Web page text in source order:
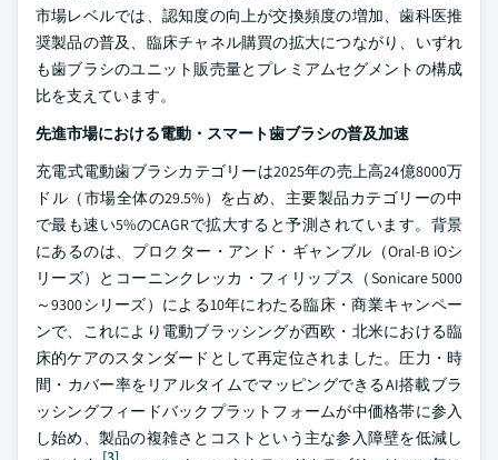
市場レベルでは、認知度の向上が交換頻度の増加、歯科医推
奨製品の普及、臨床チャネル購買の拡大につながり、いずれ
も歯ブラシのユニット販売量とプレミアムセグメントの構成
比を支えています。
先進市場における電動・スマート歯ブラシの普及加速
充電式電動歯ブラシカテゴリーは2025年の売上高24億8000万
ドル（市場全体の29.5%）を占め、主要製品カテゴリーの中
で最も速い5%のCAGRで拡大すると予測されています。背景
にあるのは、プロクター・アンド・ギャンブル（Oral-B iOシ
リーズ）とコーニンクレッカ・フィリップス（Sonicare 5000
～9300シリーズ）による10年にわたる臨床・商業キャンペー
ンで、これにより電動ブラッシングが西欧・北米における臨
床的ケアのスタンダードとして再定位されました。圧力・時
間・カバー率をリアルタイムでマッピングできるAI搭載ブラ
ッシングフィードバックプラットフォームが中価格帯に参入
し始め、製品の複雑さとコストという主な参入障壁を低減し